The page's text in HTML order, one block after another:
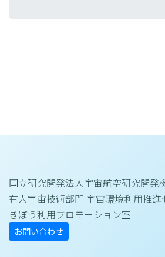
国立研究開発法人宇宙航空研究開発
有人宇宙技術部門 宇宙環境利用推進
きぼう利用プロモーション室
お問い合わせ